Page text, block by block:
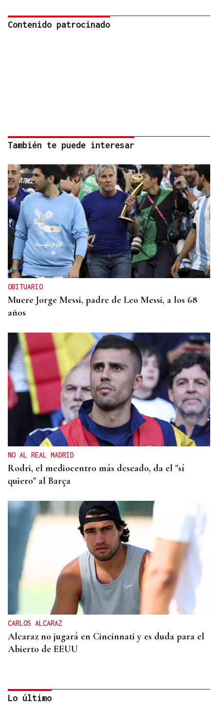
Contenido patrocinado
También te puede interesar
OBITUARIO
Muere Jorge Messi, padre de Leo Messi, a los 68
años
NO AL REAL MADRID
Rodri, el mediocentro más deseado, da el "sí
quiero" al Barça
CARLOS ALCARAZ
Alcaraz no jugará en Cincinnati y es duda para el
Abierto de EEUU
Lo último